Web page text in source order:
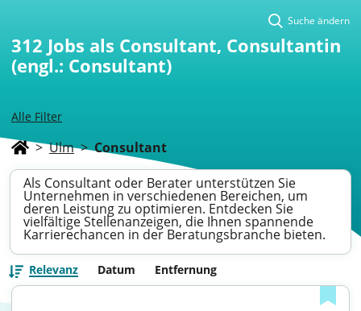
Alle Filter
Suche ändern
312 Jobs als Consultant, Consultantin
(engl.: Consultant)
> Ulm > Consultant
Als Consultant oder Berater unterstützen Sie
Unternehmen in verschiedenen Bereichen, um
deren Leistung zu optimieren. Entdecken Sie
vielfältige Stellenanzeigen, die Ihnen spannende
Karrierechancen in der Beratungsbranche bieten.
Relevanz Datum Entfernung